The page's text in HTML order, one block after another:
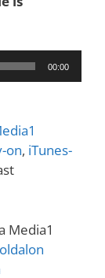
00:00
on, iTunes-
Media1